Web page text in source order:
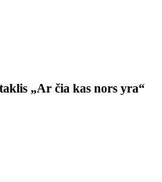
„Ar čia kas nors yra“